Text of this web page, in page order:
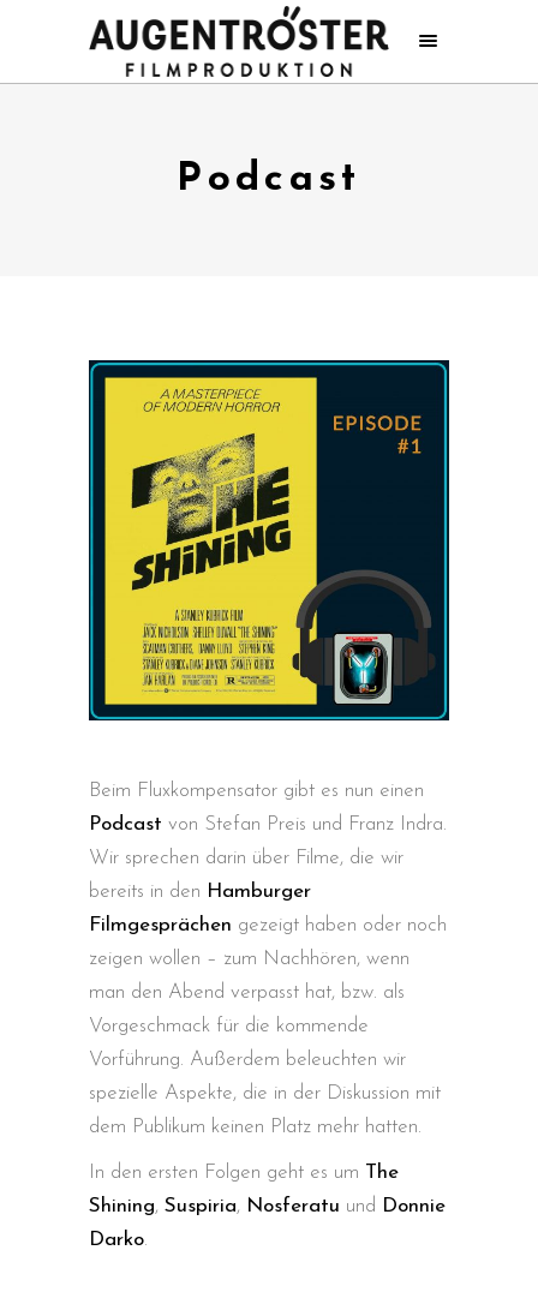
Podcast
Beim Fluxkompensator gibt es nun einen
Podcast von Stefan Preis und Franz Indra.
Wir sprechen darin über Filme, die wir
bereits in den Hamburger
Filmgesprächen gezeigt haben oder noch
zeigen wollen – zum Nachhören, wenn
man den Abend verpasst hat, bzw. als
Vorgeschmack für die kommende
Vorführung. Außerdem beleuchten wir
spezielle Aspekte, die in der Diskussion mit
dem Publikum keinen Platz mehr hatten.
In den ersten Folgen geht es um The
Shining, Suspiria, Nosferatu und Donnie
Darko.